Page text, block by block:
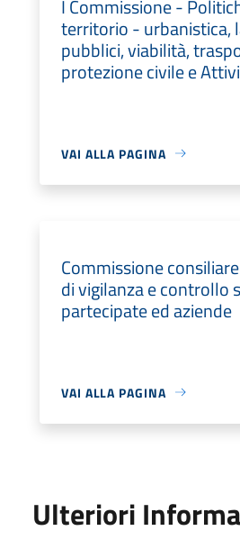
I Commissione -
territorio - urbanistica,
pubblici, viabilità,
protezione civile e
VAI ALLA PAGINA
Commissione
di vigilanza e controllo
partecipate ed aziende
VAI ALLA PAGINA
Ulteriori